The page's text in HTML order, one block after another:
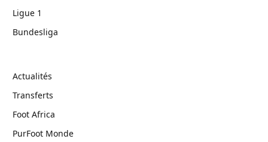
Ligue 1
Bundesliga
Actualités
Transferts
Foot Africa
PurFoot Monde